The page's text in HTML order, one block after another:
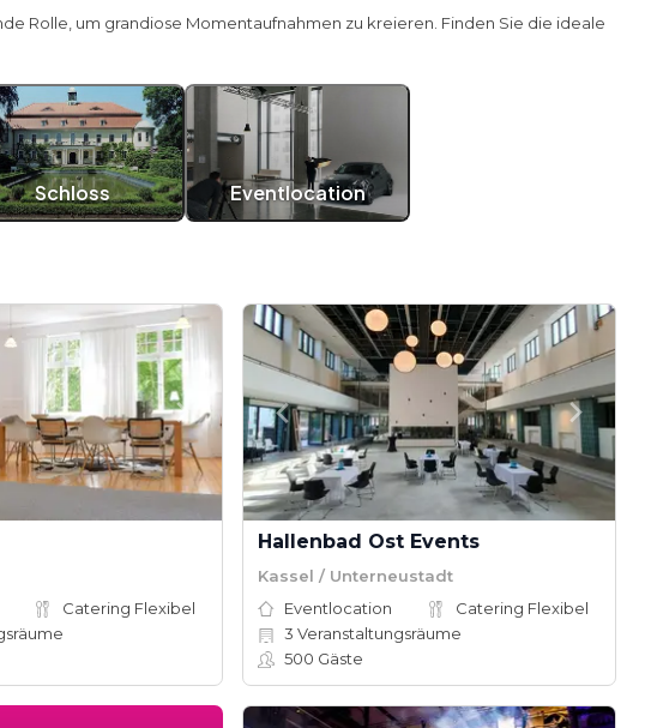
Rolle, um grandiose Momentaufnahmen zu kreieren. Finden Sie die ideale
Schloss Eventlocation
Catering Flexibel
Hallenbad Ost Events
Kassel / Unterneustadt
Eventlocation
Catering Flexibel
3 Veranstaltungsräume
500 Gäste